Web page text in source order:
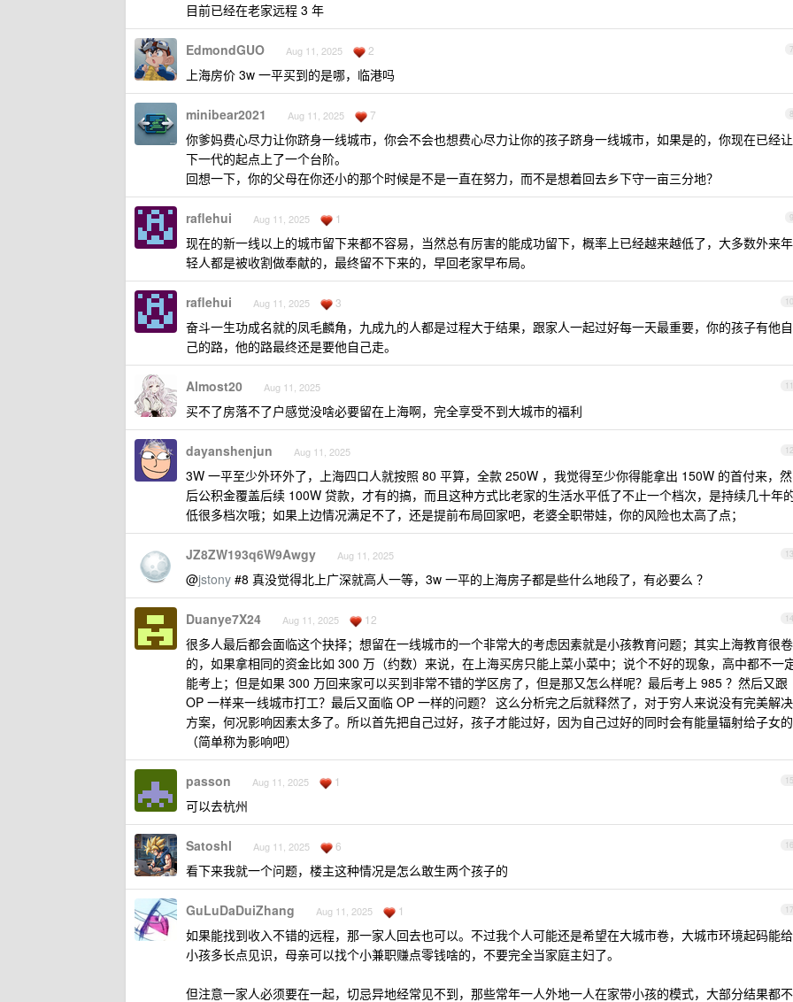
目前已经在老家远程 3 年
7
EdmondGUO Aug 11, 2025 2
上海房价 3w 一平买到的是哪，临港吗
8
minibear2021 Aug 11, 2025 7
你爹妈费心尽力让你跻身一线城市，你会不会也想费心尽力让你的孩子跻身一线城市，如果是的，你现在已经让
下一代的起点上了一个台阶。
回想一下，你的父母在你还小的那个时候是不是一直在努力，而不是想着回去乡下守一亩三分地？
9
raflehui Aug 11, 2025 1
现在的新一线以上的城市留下来都不容易，当然总有厉害的能成功留下，概率上已经越来越低了，大多数外来年
轻人都是被收割做奉献的，最终留不下来的，早回老家早布局。
10
raflehui Aug 11, 2025 3
奋斗一生功成名就的凤毛麟角，九成九的人都是过程大于结果，跟家人一起过好每一天最重要，你的孩子有他自
己的路，他的路最终还是要他自己走。
11
Almost20 Aug 11, 2025
买不了房落不了户感觉没啥必要留在上海啊，完全享受不到大城市的福利
12
dayanshenjun Aug 11, 2025
3W 一平至少外环外了，上海四口人就按照 80 平算，全款 250W ，我觉得至少你得能拿出 150W 的首付来，然
后公积金覆盖后续 100W 贷款，才有的搞，而且这种方式比老家的生活水平低了不止一个档次，是持续几十年
低很多档次哦；如果上边情况满足不了，还是提前布局回家吧，老婆全职带娃，你的风险也太高了点；
13
JZ8ZW193q6W9Awgy Aug 11, 2025
@jstony #8 真没觉得北上广深就高人一等，3w 一平的上海房子都是些什么地段了，有必要么 ？
14
Duanye7X24 Aug 11, 2025 12
很多人最后都会面临这个抉择；想留在一线城市的一个非常大的考虑因素就是小孩教育问题；其实上海教育很卷
的，如果拿相同的资金比如 300 万（约数）来说，在上海买房只能上菜小菜中；说个不好的现象，高中都不一
能考上；但是如果 300 万回来家可以买到非常不错的学区房了，但是那又怎么样呢？最后考上 985 ？然后又跟
OP 一样来一线城市打工？最后又面临 OP 一样的问题？ 这么分析完之后就释然了，对于穷人来说没有完美解决
方案，何况影响因素太多了。所以首先把自己过好，孩子才能过好，因为自己过好的同时会有能量辐射给子女的
（简单称为影响吧）
15
passon Aug 11, 2025 1
可以去杭州
16
Satoshl Aug 11, 2025 6
看下来我就一个问题，楼主这种情况是怎么敢生两个孩子的
17
GuLuDaDuiZhang Aug 11, 2025 1
如果能找到收入不错的远程，那一家人回去也可以。不过我个人可能还是希望在大城市卷，大城市环境起码能给
小孩多长点见识，母亲可以找个小兼职赚点零钱啥的，不要完全当家庭主妇了。
但注意一家人必须要在一起，切忌异地经常见不到，那些常年一人外地一人在家带小孩的模式，大部分结果都不